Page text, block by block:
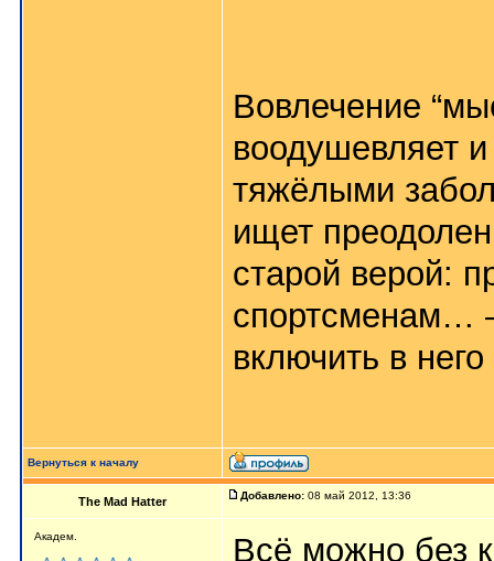
Вовлечение
воодушевляет
тяжёлыми
ищет
старой верой:
спортсменам…
включить в него
Вернуться к началу
The Mad Hatter Добавлено: 08 май 2012, 13:36
Академ. Всё можно без